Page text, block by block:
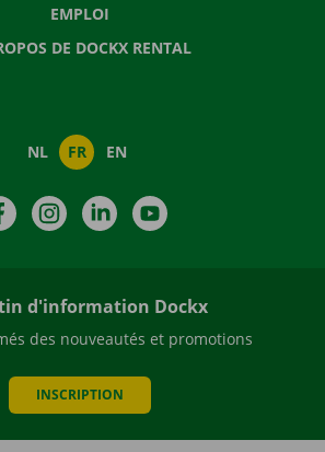
EMPLOI
DE DOCKX RENTAL
NL FR EN
FacebookInstagramLinkedIn
d'information Dockx
des nouveautés et promotions
INSCRIPTION